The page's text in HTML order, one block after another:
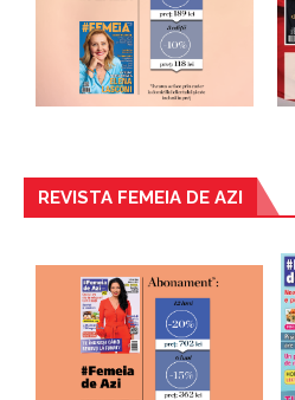
REVISTA FEMEIA DE AZI